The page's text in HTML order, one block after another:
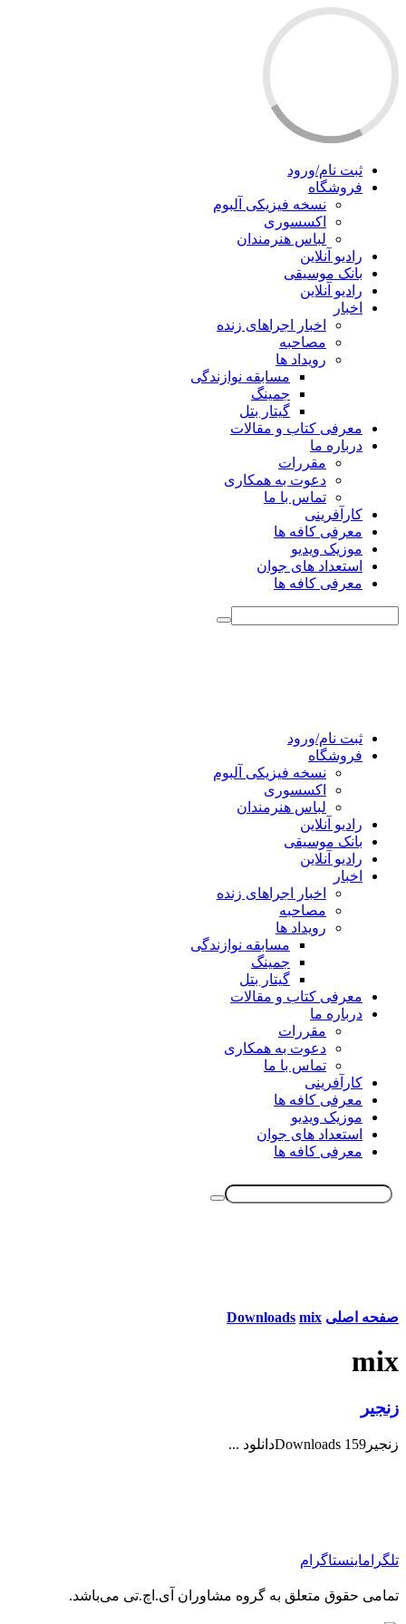
ثبت نام/ورود
فروشگاه
نسخه فیزیکی آلبوم
اکسسوری
لباس هنرمندان
رادیو آنلاین
بانک موسیقی
رادیو آنلاین
اخبار
اخبار اجراهای زنده
مصاحبه
رویداد ها
مسابقه نوازندگی
جمینگ
گیتار بتل
معرفی کتاب و مقالات
درباره ما
مقررات
دعوت به همکاری
تماس با ما
کارآفرینی
معرفی کافه ها
موزیک ویدیو
استعداد های جوان
معرفی کافه ها
ثبت نام/ورود
فروشگاه
نسخه فیزیکی آلبوم
اکسسوری
لباس هنرمندان
رادیو آنلاین
بانک موسیقی
رادیو آنلاین
اخبار
اخبار اجراهای زنده
مصاحبه
رویداد ها
مسابقه نوازندگی
جمینگ
گیتار بتل
معرفی کتاب و مقالات
درباره ما
مقررات
دعوت به همکاری
تماس با ما
کارآفرینی
معرفی کافه ها
موزیک ویدیو
استعداد های جوان
معرفی کافه ها
صفحه اصلی Downloads mix
mix
زنجیر
زنجیر159 Downloadsدانلود ...
تلگراماینستاگرام
تمامی حقوق متعلق به گروه مشاوران آی.اچ.تی می‌باشد.